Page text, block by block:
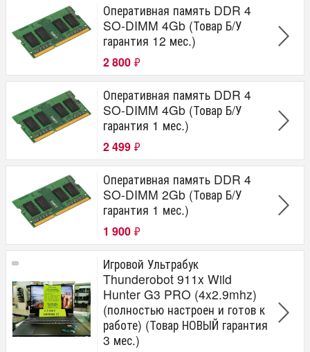
Оперативная память DDR 4
SO-DIMM 4Gb (Товар Б/У
гарантия 12 мес.)
2 800 ₽
Оперативная память DDR 4
SO-DIMM 4Gb (Товар Б/У
гарантия 1 мес.)
2 499 ₽
Оперативная память DDR 4
SO-DIMM 2Gb (Товар Б/У
гарантия 1 мес.)
1 900 ₽
Игровой Ультрабук
Thunderobot 911x Wild
Hunter G3 PRO (4x2.9mhz)
(полностью настроен и готов к
работе) (Товар НОВЫЙ гарантия
3 мес.)